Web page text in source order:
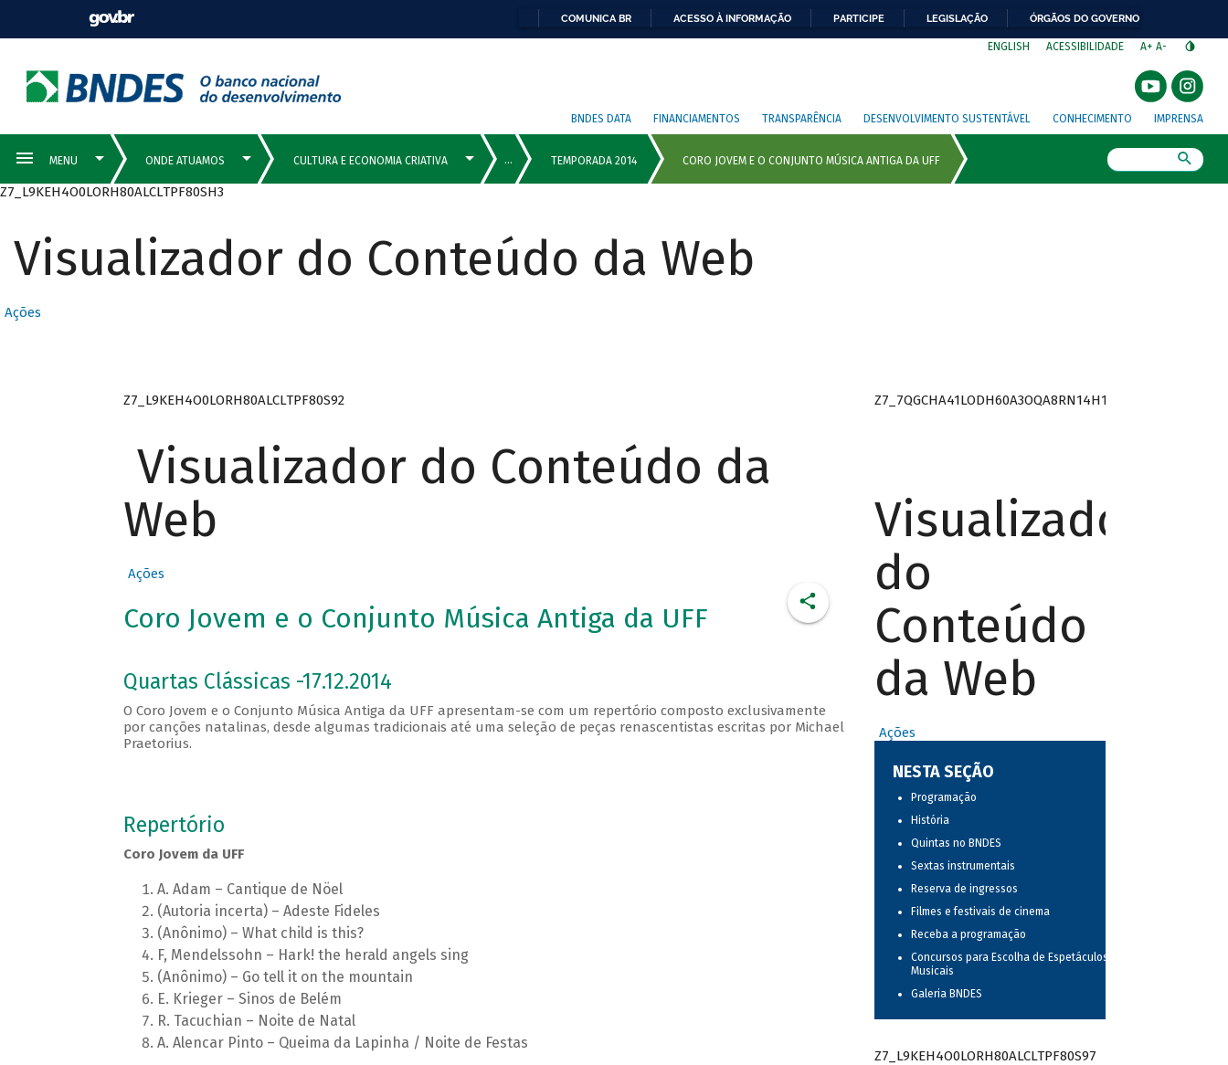
COMUNICA BR ACESSO À INFORMAÇÃO PARTICIPE LEGISLAÇÃO ÓRGÃOS DO GOVERNO
ENGLISH ACESSIBILIDADE A+ A-
BNDES DATA FINANCIAMENTOS TRANSPARÊNCIA DESENVOLVIMENTO SUSTENTÁVEL CONHECIMENTO IMPRENSA
Z7_L9KEH4O0LORH80ALCLTPF80SH3
Visualizador do Conteúdo da Web
Ações
Z7_L9KEH4O0LORH80ALCLTPF80S92
Visualizador do Conteúdo da
Web
Ações
Coro Jovem e o Conjunto Música Antiga da UFF
Quartas Clássicas -17.12.2014
O Coro Jovem e o Conjunto Música Antiga da UFF apresentam-se com um repertório composto exclusivamente
por canções natalinas, desde algumas tradicionais até uma seleção de peças renascentistas escritas por Michael
Praetorius.
Repertório
Coro Jovem da UFF
A. Adam – Cantique de Nöel
(Autoria incerta) – Adeste Fideles
(Anônimo) – What child is this?
F, Mendelssohn – Hark! the herald angels sing
(Anônimo) – Go tell it on the mountain
E. Krieger – Sinos de Belém
R. Tacuchian – Noite de Natal
A. Alencar Pinto – Queima da Lapinha / Noite de Festas
Z7_7QGCHA41LODH60A3OQA8RN14H1
Visualizador
do
Conteúdo
da Web
Ações
NESTA SEÇÃO
Programação
História
Quintas no BNDES
Sextas instrumentais
Reserva de ingressos
Filmes e festivais de cinema
Receba a programação
Concursos para Escolha de Espetáculos
Musicais
Galeria BNDES
Z7_L9KEH4O0LORH80ALCLTPF80S97